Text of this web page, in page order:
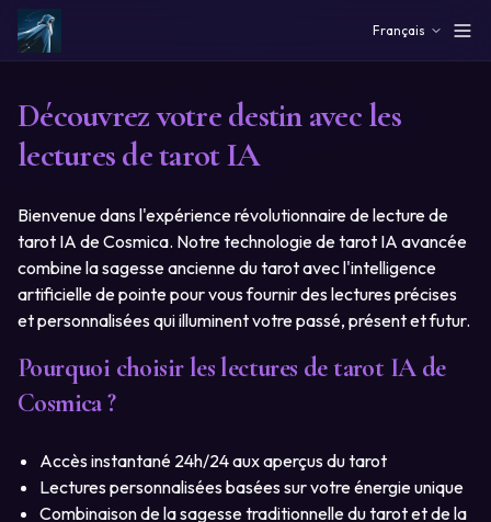
Français
Découvrez votre destin avec les
lectures de tarot IA
Bienvenue dans l'expérience révolutionnaire de lecture de
tarot IA de Cosmica. Notre technologie de tarot IA avancée
combine la sagesse ancienne du tarot avec l'intelligence
artificielle de pointe pour vous fournir des lectures précises
et personnalisées qui illuminent votre passé, présent et futur.
Pourquoi choisir les lectures de tarot IA de
Cosmica ?
Accès instantané 24h/24 aux aperçus du tarot
Lectures personnalisées basées sur votre énergie unique
Combinaison de la sagesse traditionnelle du tarot et de la